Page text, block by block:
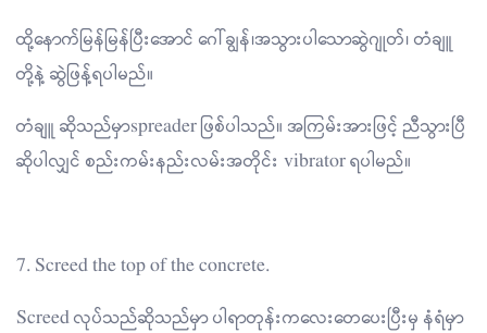
ထို့နောက်မြန်မြန်ပြီးအောင် ဂေါ်ချွန်၊အသွားပါသောဆွဲဂျုတ်၊ တံချူ
တို့နဲ့ ဆွဲဖြန့်ရပါမည်။
တံချူ ဆိုသည်မှာspreader ဖြစ်ပါသည်။ အကြမ်းအားဖြင့် ညီသွားပြီ
ဆိုပါလျှင် စည်းကမ်းနည်းလမ်းအတိုင်း vibrator ရပါမည်။
7. Screed the top of the concrete.
Screed လုပ်သည်ဆိုသည်မှာ ပါရာတုန်းကလေးတေပေးပြီးမှ နံရံမှာ